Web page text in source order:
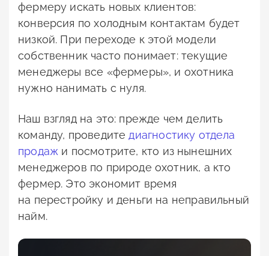
фермеру искать новых клиентов:
конверсия по холодным контактам будет
низкой. При переходе к этой модели
собственник часто понимает: текущие
менеджеры все «фермеры», и охотника
нужно нанимать с нуля.
Наш взгляд на это: прежде чем делить
команду, проведите диагностику отдела
продаж и посмотрите, кто из нынешних
менеджеров по природе охотник, а кто
фермер. Это экономит время
на перестройку и деньги на неправильный
найм.